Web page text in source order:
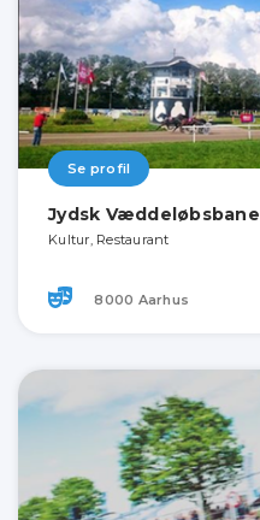
Se profil
Jydsk Væddeløbsbane
Kultur, Restaurant
8000 Aarhus